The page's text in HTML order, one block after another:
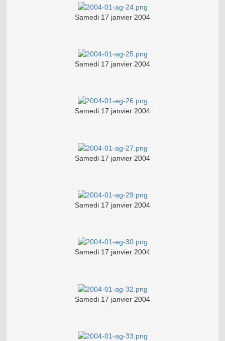
Samedi 17 janvier 2004
Samedi 17 janvier 2004
Samedi 17 janvier 2004
Samedi 17 janvier 2004
Samedi 17 janvier 2004
Samedi 17 janvier 2004
Samedi 17 janvier 2004